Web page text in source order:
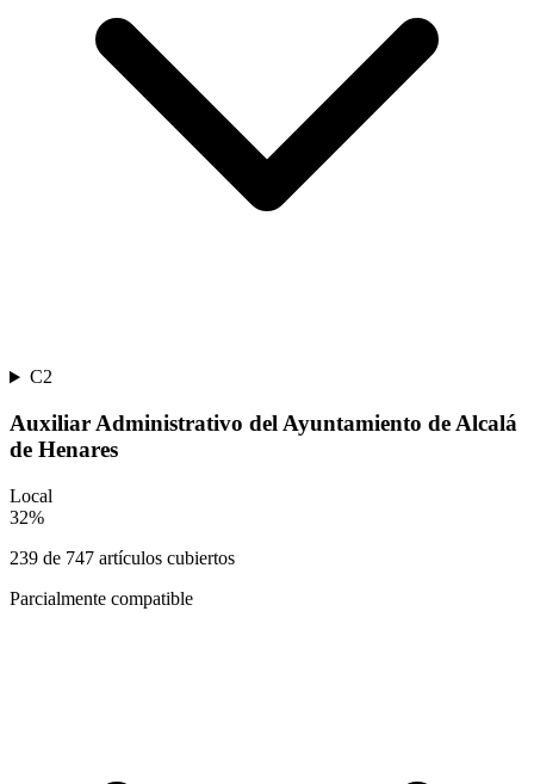
C2
Auxiliar Administrativo del Ayuntamiento de Alcalá
de Henares
Local
32%
239 de 747 artículos cubiertos
Parcialmente compatible